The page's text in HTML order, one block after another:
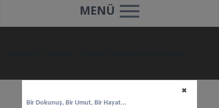
MENÜ
Bir Dokunuş, Bir Umut, Bir Hayat...
✖